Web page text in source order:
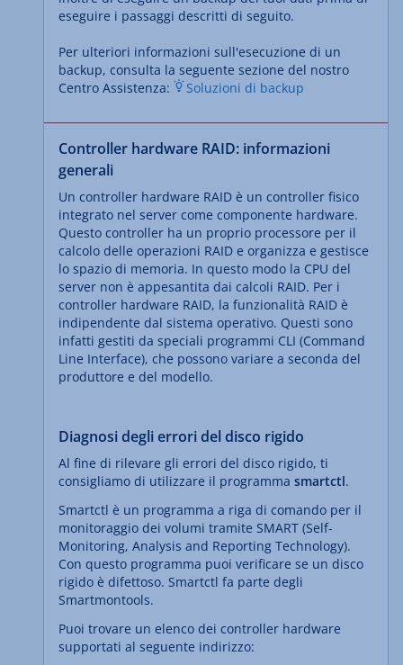
eseguire i passaggi descritti di seguito.
Per ulteriori informazioni sull'esecuzione di un
backup, consulta la seguente sezione del nostro
Centro Assistenza:
Soluzioni di backup
Controller hardware RAID: informazioni
generali
Un controller hardware RAID è un controller fisico
integrato nel server come componente hardware.
Questo controller ha un proprio processore per il
calcolo delle operazioni RAID e organizza e gestisce
lo spazio di memoria. In questo modo la CPU del
server non è appesantita dai calcoli RAID. Per i
controller hardware RAID, la funzionalità RAID è
indipendente dal sistema operativo. Questi sono
infatti gestiti da speciali programmi CLI (Command
Line Interface), che possono variare a seconda del
produttore e del modello.
Diagnosi degli errori del disco rigido
Al fine di rilevare gli errori del disco rigido, ti
consigliamo di utilizzare il programma smartctl.
Smartctl è un programma a riga di comando per il
monitoraggio dei volumi tramite SMART (Self-
Monitoring, Analysis and Reporting Technology).
Con questo programma puoi verificare se un disco
rigido è difettoso. Smartctl fa parte degli
Smartmontools.
Puoi trovare un elenco dei controller hardware
supportati al seguente indirizzo: